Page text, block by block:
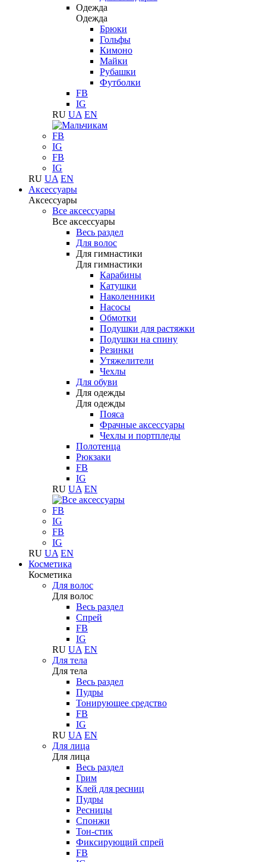
Одежда
Одежда
Брюки
Гольфы
Кимоно
Майки
Рубашки
Футболки
FB
IG
RU UA EN
FB
IG
FB
IG
RU UA EN
Аксессуары
Аксессуары
Все аксессуары
Все аксессуары
Весь раздел
Для волос
Для гимнастики
Для гимнастики
Карабины
Катушки
Наколенники
Насосы
Обмотки
Подушки для растяжки
Подушки на спину
Резинки
Утяжелители
Чехлы
Для обуви
Для одежды
Для одежды
Пояса
Фрачные аксессуары
Чехлы и портпледы
Полотенца
Рюкзаки
FB
IG
RU UA EN
FB
IG
FB
IG
RU UA EN
Косметика
Косметика
Для волос
Для волос
Весь раздел
Спрей
FB
IG
RU UA EN
Для тела
Для тела
Весь раздел
Пудры
Тонирующее средство
FB
IG
RU UA EN
Для лица
Для лица
Весь раздел
Грим
Клей для ресниц
Пудры
Ресницы
Спонжи
Тон-стик
Фиксирующий спрей
FB